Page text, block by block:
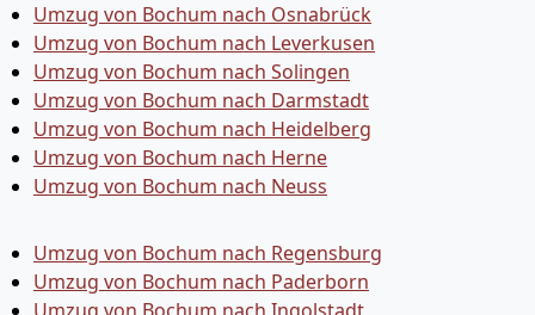
Umzug von Bochum nach Osnabrück
Umzug von Bochum nach Leverkusen
Umzug von Bochum nach Solingen
Umzug von Bochum nach Darmstadt
Umzug von Bochum nach Heidelberg
Umzug von Bochum nach Herne
Umzug von Bochum nach Neuss
Umzug von Bochum nach Regensburg
Umzug von Bochum nach Paderborn